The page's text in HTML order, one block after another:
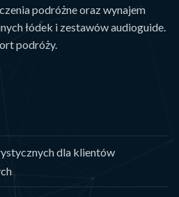
podróżne oraz wynajem
łódek i zestawów audioguide.
podróży.
dla klientów